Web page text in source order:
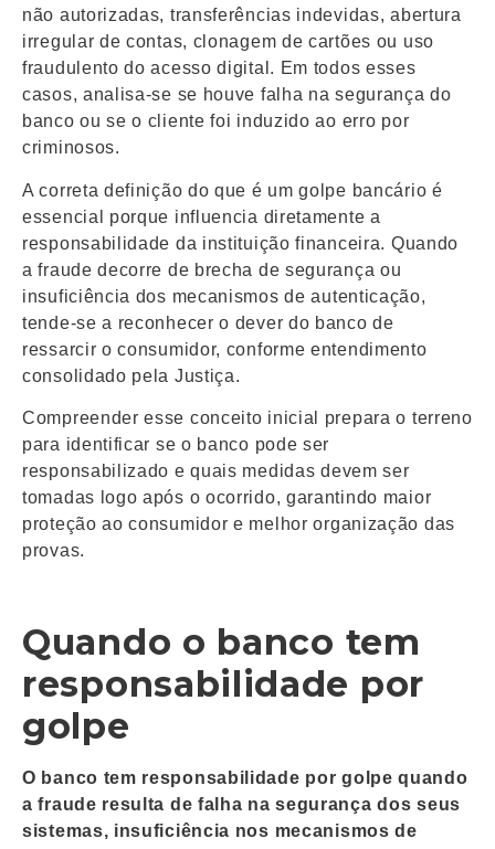
não autorizadas, transferências indevidas, abertura
irregular de contas, clonagem de cartões ou uso
fraudulento do acesso digital. Em todos esses
casos, analisa-se se houve falha na segurança do
banco ou se o cliente foi induzido ao erro por
criminosos.
A correta definição do que é um golpe bancário é
essencial porque influencia diretamente a
responsabilidade da instituição financeira. Quando
a fraude decorre de brecha de segurança ou
insuficiência dos mecanismos de autenticação,
tende-se a reconhecer o dever do banco de
ressarcir o consumidor, conforme entendimento
consolidado pela Justiça.
Compreender esse conceito inicial prepara o terreno
para identificar se o banco pode ser
responsabilizado e quais medidas devem ser
tomadas logo após o ocorrido, garantindo maior
proteção ao consumidor e melhor organização das
provas.
Quando o banco tem
responsabilidade por
golpe
O banco tem responsabilidade por golpe quando
a fraude resulta de falha na segurança dos seus
sistemas, insuficiência nos mecanismos de